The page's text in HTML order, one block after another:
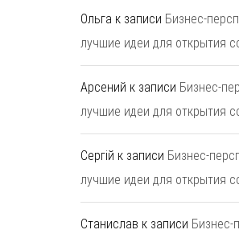
Ольга к записи Бизнес-
лучшие идеи для открытия
Арсений к записи Бизнес-
лучшие идеи для открытия
Сергій к записи Бизнес-
лучшие идеи для открытия
Станислав к записи Бизнес-